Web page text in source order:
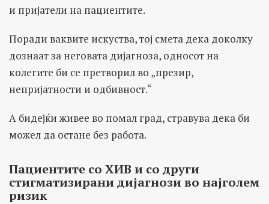
и пријатели на пациентите.
Поради ваквите искуства, тој смета дека доколку
дознаат за неговата дијагноза, односот на
колегите би се претворил во „презир,
непријатности и одбивност.“
А бидејќи живее во помал град, стравува дека би
можел да остане без работа.
Пациентите со ХИВ и со други
стигматизирани дијагнози во најголем
ризик